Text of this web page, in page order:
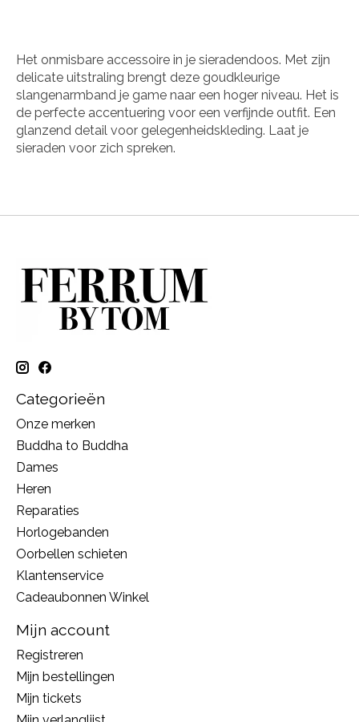
Het onmisbare accessoire in je sieradendoos. Met zijn
delicate uitstraling brengt deze goudkleurige
slangenarmband je game naar een hoger niveau. Het is
de perfecte accentuering voor een verfijnde outfit. Een
glanzend detail voor gelegenheidskleding. Laat je
sieraden voor zich spreken.
Categorieën
Onze merken
Buddha to Buddha
Dames
Heren
Reparaties
Horlogebanden
Oorbellen schieten
Klantenservice
Cadeaubonnen Winkel
Mijn account
Registreren
Mijn bestellingen
Mijn tickets